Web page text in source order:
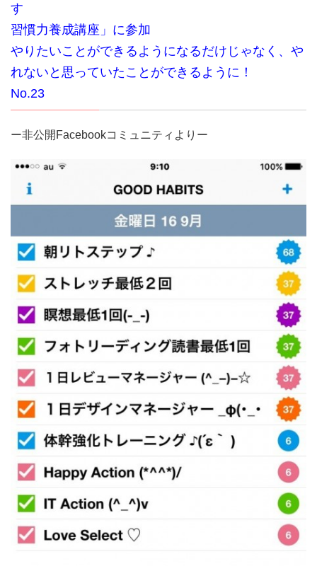
す
習慣力養成講座」に参加
やりたいことができるようになるだけじゃなく、や
れないと思っていたことができるように！
No.23
ー非公開Facebookコミュニティよりー